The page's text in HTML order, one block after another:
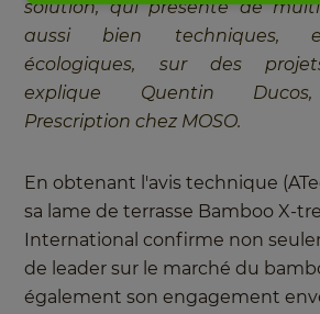
solution, qui présente de
aussi bien techniques,
écologiques, sur des projets
explique Quentin Ducos,
Prescription chez MOSO.
En obtenant l'avis technique
sa lame de terrasse Bamboo X-
International confirme non
de leader sur le marché du
également son engagement